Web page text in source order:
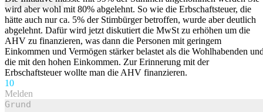
wird aber wohl mit 80% abgelehnt. So wie die Erbschaftsteuer, die
hätte auch nur ca. 5% der Stimbürger betroffen, wurde aber deutlich
abgelehnt. Dafür wird jetzt diskutiert die MwSt zu erhöhen um die
AHV zu finanzieren, was dann die Personen mit geringem
Einkommen und Vermögen stärker belastet als die Wohlhabenden
die mit den hohen Einkommen. Zur Erinnerung mit der
Erbschaftsteuer wollte man die AHV finanzieren.
10
Melden